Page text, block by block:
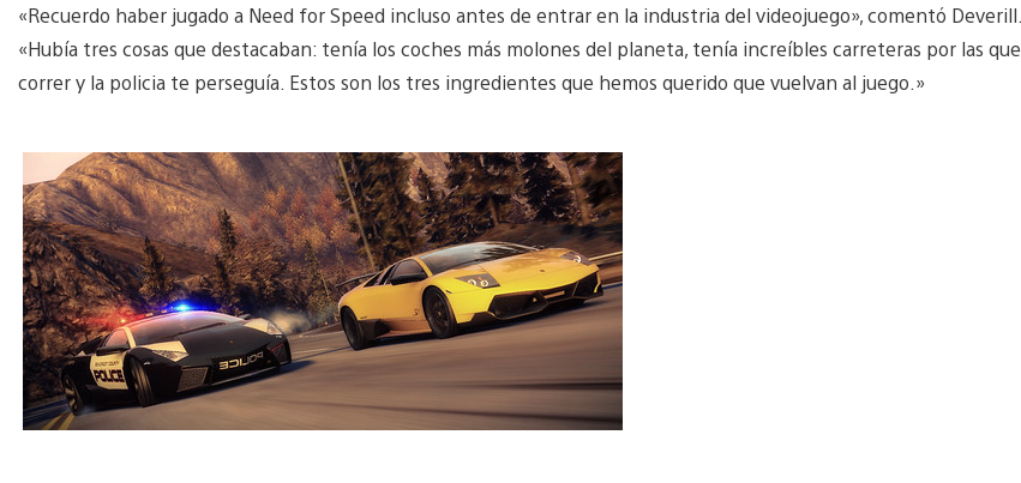
«Recuerdo haber jugado a Need for Speed incluso antes de entrar en la industria del videojuego», comentó Deverill.
«Hubía tres cosas que destacaban: tenía los coches más molones del planeta, tenía increíbles carreteras por las que
correr y la policia te perseguía. Estos son los tres ingredientes que hemos querido que vuelvan al juego.»